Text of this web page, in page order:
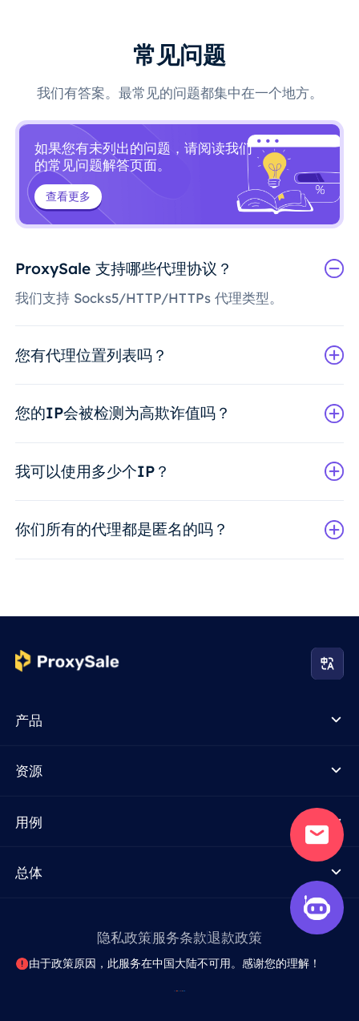
常见问题
我们有答案。最常见的问题都集中在一个地方。
如果您有未列出的问题，请阅读我们
的常见问题解答页面。
查看更多
ProxySale 支持哪些代理协议？
我们支持 Socks5/HTTP/HTTPs 代理类型。
您有代理位置列表吗？
您的IP会被检测为高欺诈值吗？
我可以使用多少个IP？
你们所有的代理都是匿名的吗？
产品
资源
用例
总体
隐私政策服务条款退款政策
由于政策原因，此服务在中国大陆不可用。感谢您的理解！